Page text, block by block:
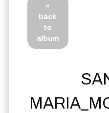
«
back
to
album